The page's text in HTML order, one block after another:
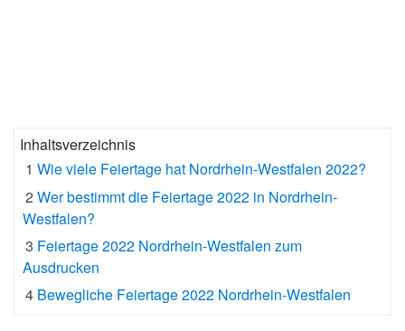
Inhaltsverzeichnis
1 Wie viele Feiertage hat Nordrhein-Westfalen 2022?
2 Wer bestimmt die Feiertage 2022 in Nordrhein-
Westfalen?
3 Feiertage 2022 Nordrhein-Westfalen zum
Ausdrucken
4 Bewegliche Feiertage 2022 Nordrhein-Westfalen